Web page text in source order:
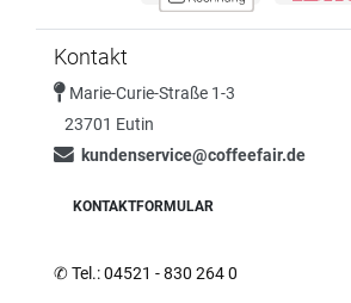
Kontakt
Marie-Curie-Straße 1-3
23701 Eutin
kundenservice@coffeefair.de
KONTAKTFORMULAR
✆Tel.: 04521 - 830 264 0